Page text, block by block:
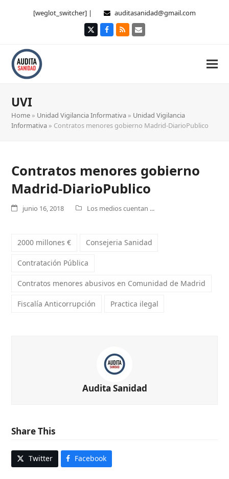
[weglot_switcher] | auditasanidad@gmail.com
TwitterFacebook
RSS Correo
UVI
Home » Unidad Vigilancia Informativa » Unidad Vigilancia
Informativa » Contratos menores gobierno Madrid-DiarioPublico
Contratos menores gobierno
Madrid-DiarioPublico
junio 16, 2018 Los medios cuentan ...
2000 millones € Consejeria Sanidad
Contratación Pública
Contratos menores abusivos en Comunidad de Madrid
Fiscalía Anticorrupción Practica ilegal
Audita Sanidad
Share This
Twitter Facebook